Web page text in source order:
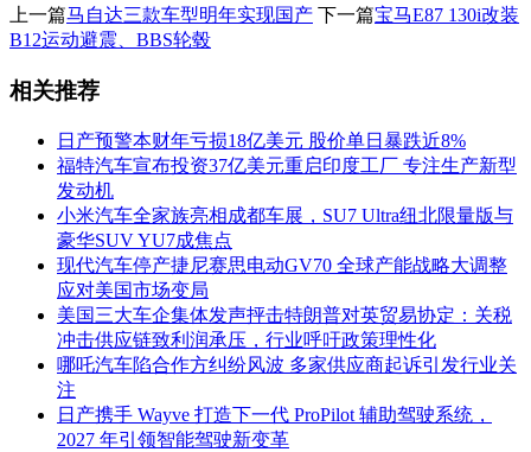
上一篇马自达三款车型明年实现国产 下一篇宝马E87 130i改装
B12运动避震、BBS轮毂
相关推荐
日产预警本财年亏损18亿美元 股价单日暴跌近8%
福特汽车宣布投资37亿美元重启印度工厂 专注生产新型
发动机
小米汽车全家族亮相成都车展，SU7 Ultra纽北限量版与
豪华SUV YU7成焦点
现代汽车停产捷尼赛思电动GV70 全球产能战略大调整
应对美国市场变局
美国三大车企集体发声抨击特朗普对英贸易协定：关税
冲击供应链致利润承压，行业呼吁政策理性化
哪吒汽车陷合作方纠纷风波 多家供应商起诉引发行业关
注
日产携手 Wayve 打造下一代 ProPilot 辅助驾驶系统，
2027 年引领智能驾驶新变革